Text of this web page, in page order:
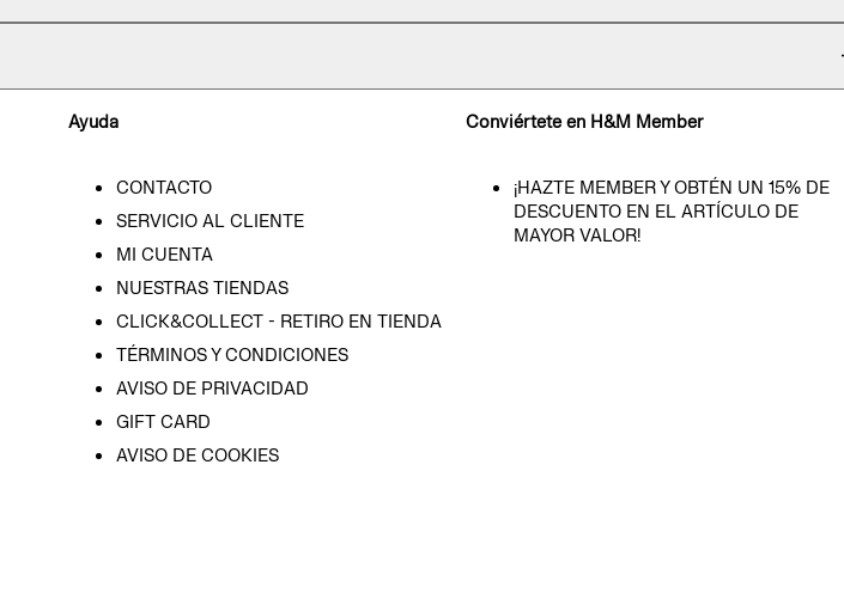
Ayuda
CONTACTO
SERVICIO AL CLIENTE
MI CUENTA
NUESTRAS TIENDAS
CLICK&COLLECT - RETIRO EN TIENDA
TÉRMINOS Y CONDICIONES
AVISO DE PRIVACIDAD
GIFT CARD
AVISO DE COOKIES
Conviértete en H&M Member
¡HAZTE MEMBER Y OBTÉN UN 15% DE
DESCUENTO EN EL ARTÍCULO DE
MAYOR VALOR!